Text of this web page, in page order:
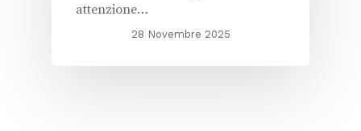
attenzione…
28 Novembre 2025